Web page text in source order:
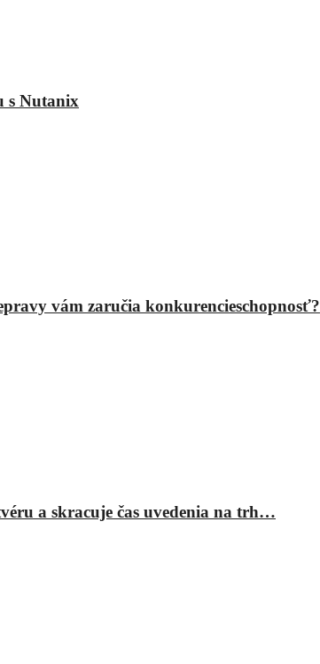
s Nutanix
vám zaručia konkurencieschopnosť?
a skracuje čas uvedenia na trh…